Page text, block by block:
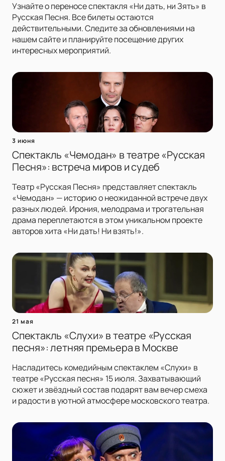
Узнайте о переносе спектакля «Ни дать, ни Зять» в
Русская Песня. Все билеты остаются
действительными. Следите за обновлениями на
нашем сайте и планируйте посещение других
интересных мероприятий.
3 июня
Спектакль «Чемодан» в театре «Русская
Песня»: встреча миров и судеб
Театр «Русская Песня» представляет спектакль
«Чемодан» — историю о неожиданной встрече двух
разных людей. Ирония, мелодрама и трогательная
драма переплетаются в этом уникальном проекте
авторов хита «Ни дать! Ни взять!».
21 мая
Спектакль «Слухи» в театре «Русская
песня»: летняя премьера в Москве
Насладитесь комедийным спектаклем «Слухи» в
театре «Русская песня» 15 июля. Захватывающий
сюжет и звёздный состав подарят вам вечер смеха
и радости в уютной атмосфере московского театра.